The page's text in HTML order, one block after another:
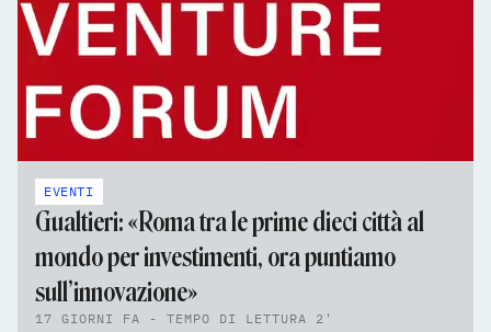
EVENTI
Gualtieri: «Roma tra le prime dieci città al
mondo per investimenti, ora puntiamo
sull’innovazione»
17 GIORNI FA - TEMPO DI LETTURA 2'